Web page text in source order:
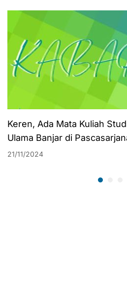
Keren, Ada Mata Kuliah
Ulama Banjar di
21/11/2024